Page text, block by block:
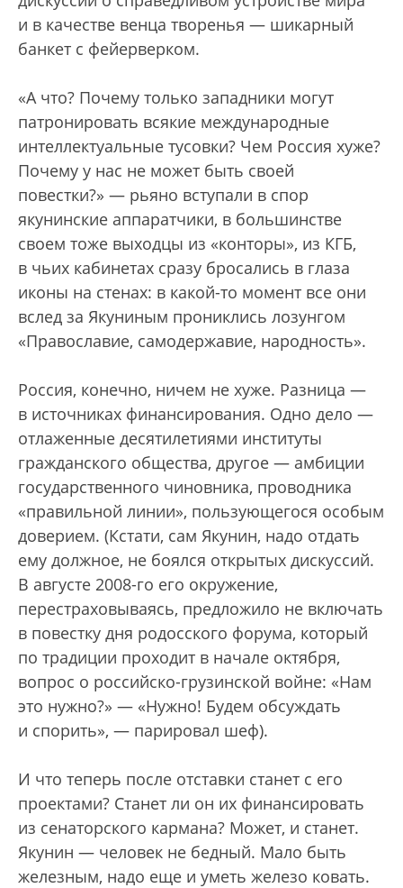
и в качестве венца творенья — шикарный
банкет с фейерверком.
«А что? Почему только западники могут
патронировать всякие международные
интеллектуальные тусовки? Чем Россия хуже?
Почему у нас не может быть своей
повестки?» — рьяно вступали в спор
якунинские аппаратчики, в большинстве
своем тоже выходцы из «конторы», из КГБ,
в чьих кабинетах сразу бросались в глаза
иконы на стенах: в какой-то момент все они
вслед за Якуниным прониклись лозунгом
«Православие, самодержавие, народность».
Россия, конечно, ничем не хуже. Разница —
в источниках финансирования. Одно дело —
отлаженные десятилетиями институты
гражданского общества, другое — амбиции
государственного чиновника, проводника
«правильной линии», пользующегося особым
доверием. (Кстати, сам Якунин, надо отдать
ему должное, не боялся открытых дискуссий.
В августе 2008-го его окружение,
перестраховываясь, предложило не включать
в повестку дня родосского форума, который
по традиции проходит в начале октября,
вопрос о российско-грузинской войне: «Нам
это нужно?» — «Нужно! Будем обсуждать
и спорить», — парировал шеф).
И что теперь после отставки станет с его
проектами? Станет ли он их финансировать
из сенаторского кармана? Может, и станет.
Якунин — человек не бедный. Мало быть
железным, надо еще и уметь железо ковать.